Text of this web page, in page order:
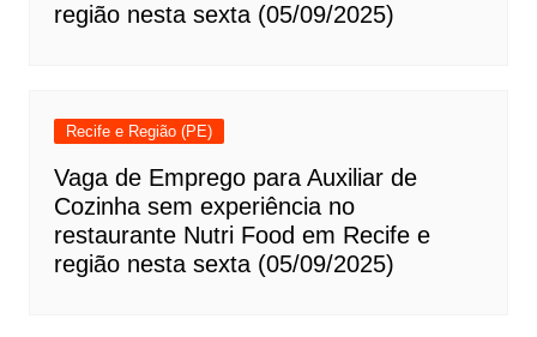
região nesta sexta (05/09/2025)
Recife e Região (PE)
Vaga de Emprego para Auxiliar de
Cozinha sem experiência no
restaurante Nutri Food em Recife e
região nesta sexta (05/09/2025)